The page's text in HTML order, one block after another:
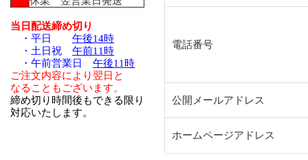
当日配送締め切り
・平日 午後14時
・土日祝 午前11時
・午前営業日 午後11時
ご注文内容により翌日と
なることもございます。
締め切り時間後もできる限り
対応いたします。
電話番号
公開メールアドレス
ホームページアドレス